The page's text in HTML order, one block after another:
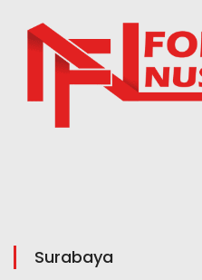
Surabaya